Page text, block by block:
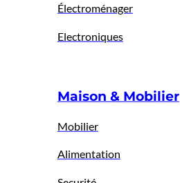
Électroménager
Electroniques
Maison & Mobilier
Mobilier
Alimentation